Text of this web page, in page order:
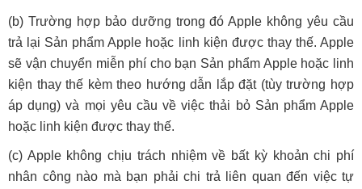
(b) Trường hợp bảo dưỡng trong đó Apple không yêu cầu
trả lại Sản phẩm Apple hoặc linh kiện được thay thế. Apple
sẽ vận chuyển miễn phí cho bạn Sản phẩm Apple hoặc linh
kiện thay thế kèm theo hướng dẫn lắp đặt (tùy trường hợp
áp dụng) và mọi yêu cầu về việc thải bỏ Sản phẩm Apple
hoặc linh kiện được thay thế.
(c) Apple không chịu trách nhiệm về bất kỳ khoản chi phí
nhân công nào mà bạn phải chi trả liên quan đến việc tự